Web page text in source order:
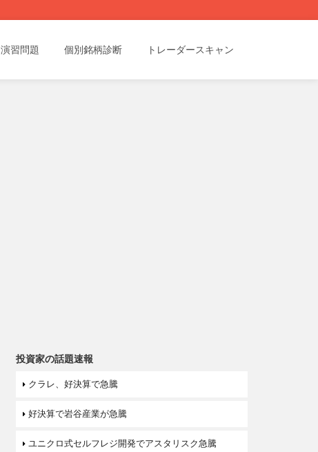
演習問題 個別銘柄診断 トレーダースキャン
投資家の話題速報
クラレ、好決算で急騰
好決算で岩谷産業が急騰
ユニクロ式セルフレジ開発でアスタリスク急騰